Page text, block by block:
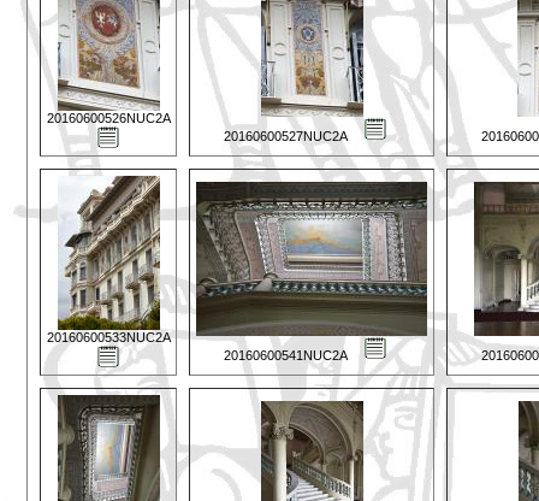
20160600526NUC2A
20160600527NUC2A
20160600533NUC2A
20160600541NUC2A